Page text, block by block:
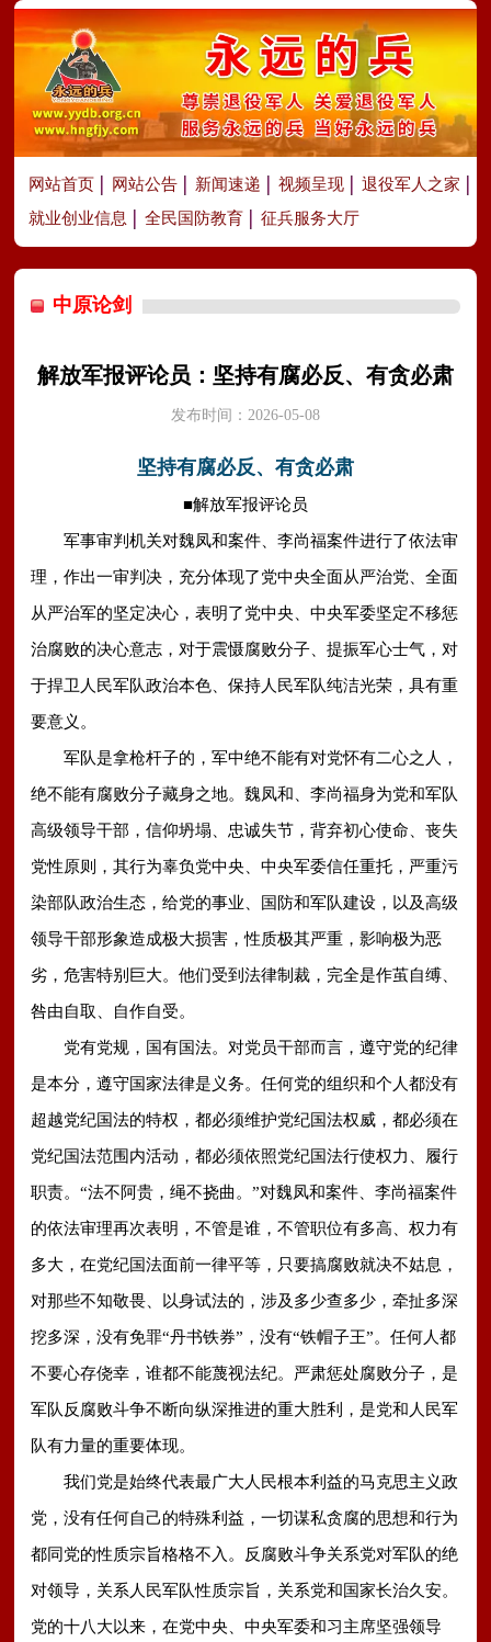
网站首页 网站公告 新闻速递 视频呈现
退役军人之家
就业创业信息
全民国防教育 征兵服务大厅
中原论剑
解放军报评论员：坚持有腐必反、有贪必肃
发布时间：2026-05-08
坚持有腐必反、有贪必肃
■解放军报评论员
军事审判机关对魏凤和案件、李尚福案件进行了依法审
理，作出一审判决，充分体现了党中央全面从严治党、全面
从严治军的坚定决心，表明了党中央、中央军委坚定不移惩
治腐败的决心意志，对于震慑腐败分子、提振军心士气，对
于捍卫人民军队政治本色、保持人民军队纯洁光荣，具有重
要意义。
军队是拿枪杆子的，军中绝不能有对党怀有二心之人，
绝不能有腐败分子藏身之地。魏凤和、李尚福身为党和军队
高级领导干部，信仰坍塌、忠诚失节，背弃初心使命、丧失
党性原则，其行为辜负党中央、中央军委信任重托，严重污
染部队政治生态，给党的事业、国防和军队建设，以及高级
领导干部形象造成极大损害，性质极其严重，影响极为恶
劣，危害特别巨大。他们受到法律制裁，完全是作茧自缚、
咎由自取、自作自受。
党有党规，国有国法。对党员干部而言，遵守党的纪律
是本分，遵守国家法律是义务。任何党的组织和个人都没有
超越党纪国法的特权，都必须维护党纪国法权威，都必须在
党纪国法范围内活动，都必须依照党纪国法行使权力、履行
职责。“法不阿贵，绳不挠曲。”对魏凤和案件、李尚福案件
的依法审理再次表明，不管是谁，不管职位有多高、权力有
多大，在党纪国法面前一律平等，只要搞腐败就决不姑息，
对那些不知敬畏、以身试法的，涉及多少查多少，牵扯多深
挖多深，没有免罪“丹书铁券”，没有“铁帽子王”。任何人都
不要心存侥幸，谁都不能蔑视法纪。严肃惩处腐败分子，是
军队反腐败斗争不断向纵深推进的重大胜利，是党和人民军
队有力量的重要体现。
我们党是始终代表最广大人民根本利益的马克思主义政
党，没有任何自己的特殊利益，一切谋私贪腐的思想和行为
都同党的性质宗旨格格不入。反腐败斗争关系党对军队的绝
对领导，关系人民军队性质宗旨，关系党和国家长治久安。
党的十八大以来，在党中央、中央军委和习主席坚强领导